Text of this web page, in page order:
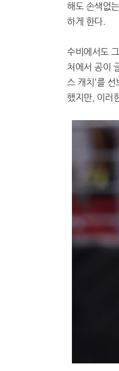
해도 손색없
하게 한다.
수비에서도
처에서 공이
스 캐치'를 선
했지만, 이러